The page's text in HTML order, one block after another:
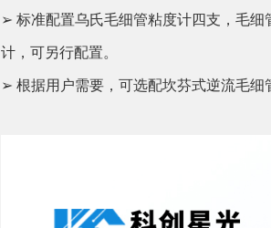
➢ 标准配置乌氏毛细管粘度计四支，毛
计，可另行配置。
➢ 根据用户需要，可选配坎芬式逆流毛细